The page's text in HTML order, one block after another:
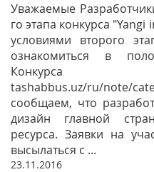
Уважаемые
го этапа конкурса
условиями второго
ознакомиться в
Конкурса
tashabbus.uz/ru/note/
сообщаем, что
дизайн главной
ресурса. Заявки на
высылаться с ...
23.11.2016